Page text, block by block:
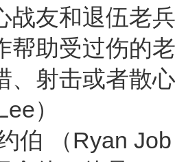
战友和退伍老
帮助受过伤的
、射击或者散
）
伯 （Ryan